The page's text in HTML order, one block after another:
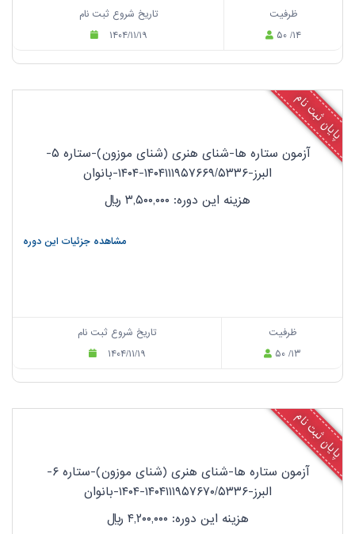
تاریخ شروع ثبت نام
۱۴۰۴/۱۱/۱۹
ظرفیت
۵۰ /۱۴
پایان ثبت نام
آزمون ستاره ها-شنای هنری (شنای موزون)-ستاره ۵-
البرز-۱۴۰۴۱۱۱۹۵۷۶۶۹/۵۳۳۶-۱۴۰۴-بانوان
هزینه این دوره: ۳,۵۰۰,۰۰۰
ریال
مشاهده جزئیات این دوره
تاریخ شروع ثبت نام
۱۴۰۴/۱۱/۱۹
ظرفیت
۵۰ /۱۳
پایان ثبت نام
آزمون ستاره ها-شنای هنری (شنای موزون)-ستاره ۶-
البرز-۱۴۰۴۱۱۱۹۵۷۶۷۰/۵۳۳۶-۱۴۰۴-بانوان
هزینه این دوره: ۴,۲۰۰,۰۰۰
ریال